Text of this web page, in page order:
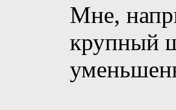
Мне,
крупный